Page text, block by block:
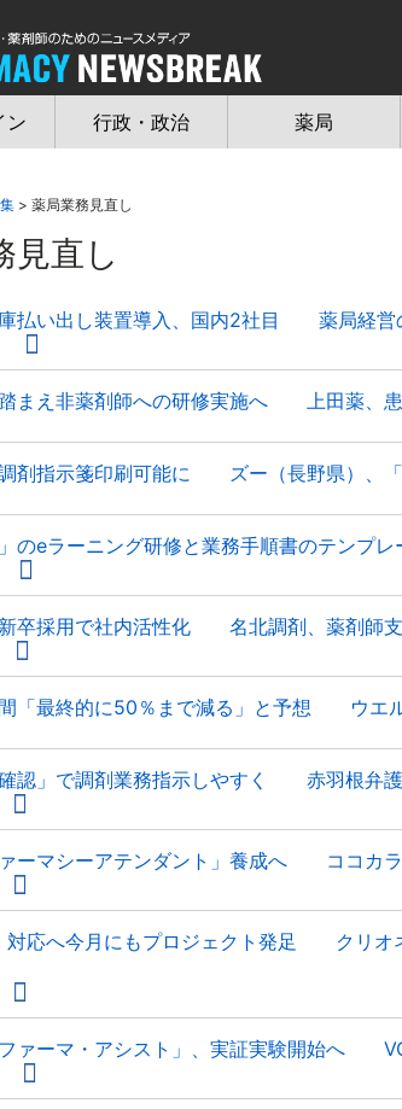
ン 行政・政治 薬局
> 薬局業務見直し
見直し
払い出し装置導入、国内2社目 薬局経営
まえ非薬剤師への研修実施へ 上田薬、患
剤指示箋印刷可能に ズー（長野県）、
」のeラーニング研修と業務手順書のテン
卒採用で社内活性化 名北調剤、薬剤師支
「最終的に50％まで減る」と予想 ウエ
認」で調剤業務指示しやすく 赤羽根弁
ーマシーアテンダント」養成へ ココカラ
対応へ今月にもプロジェクト発足 クリオ
ァーマ・アシスト」、実証実験開始へ